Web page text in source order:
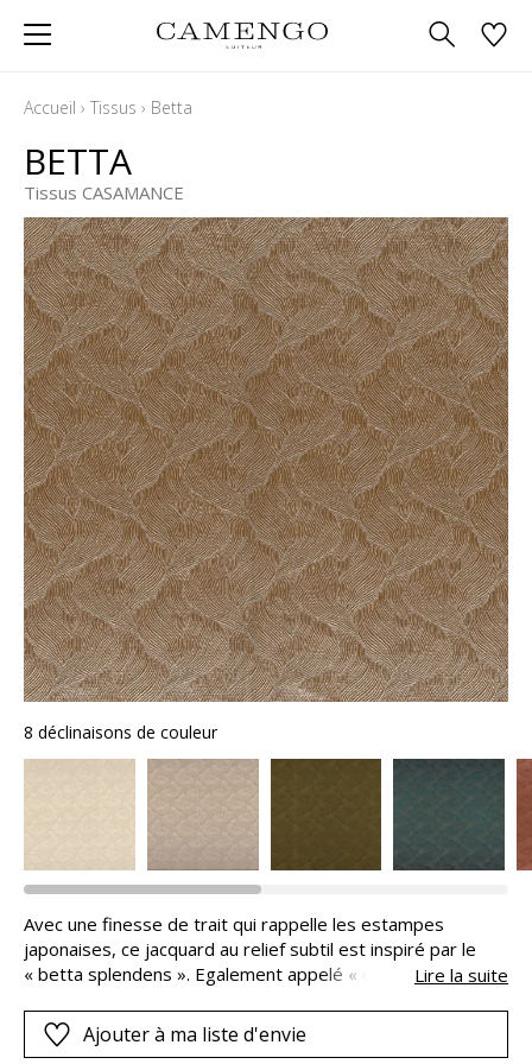
Accueil › Tissus › Betta
BETTA
Tissus CASAMANCE
8 déclinaisons de couleur
Avec une finesse de trait qui rappelle les estampes
japonaises, ce jacquard au relief subtil est inspiré par le
« betta splendens ». Egalement appelé « queue de voile »,
majestueusement lorsqu’il évolue dans l’eau. Ses
immenses nageoires semblent alors danser autour de son
Lire la suite
Ajouter à ma liste d'envie